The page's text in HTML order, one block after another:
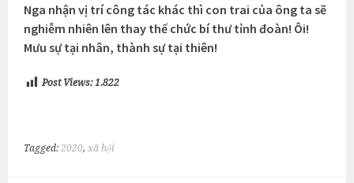
Nga nhận vị trí công tác khác thì con trai của ông ta sẽ
nghiễm nhiên lên thay thế chức bí thư tỉnh đoàn! Ôi!
Mưu sự tại nhân, thành sự tại thiên!
Post Views: 1.822
Tagged:2020, xã hội